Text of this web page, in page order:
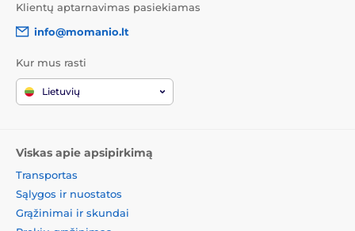
Klientų aptarnavimas pasiekiamas
info@momanio.lt
Kur mus rasti
Lietuvių
Viskas apie apsipirkimą
Transportas
Sąlygos ir nuostatos
Grąžinimai ir skundai